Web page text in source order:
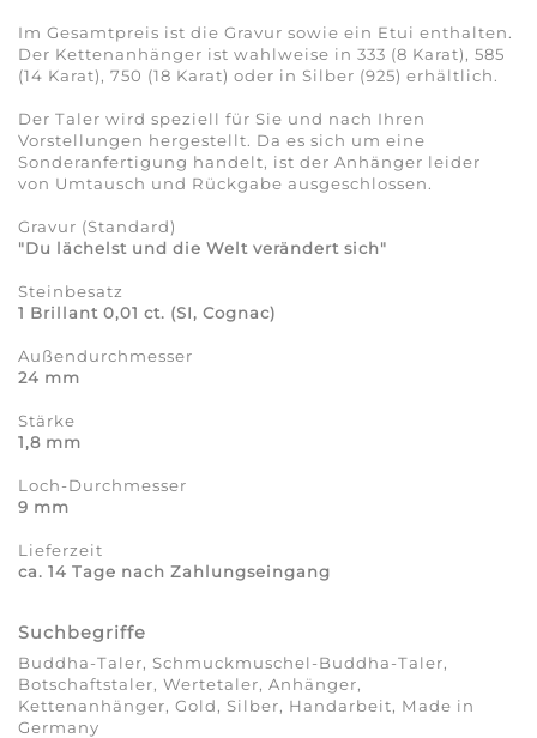
Im Gesamtpreis ist die Gravur sowie ein Etui enthalten.
Der Kettenanhänger ist wahlweise in 333 (8 Karat), 585
(14 Karat), 750 (18 Karat) oder in Silber (925) erhältlich.
Der Taler wird speziell für Sie und nach Ihren
Vorstellungen hergestellt. Da es sich um eine
Sonderanfertigung handelt, ist der Anhänger leider
von Umtausch und Rückgabe ausgeschlossen.
Gravur (Standard)
"Du lächelst und die Welt verändert sich"
Steinbesatz
1 Brillant 0,01 ct. (SI, Cognac)
Außendurchmesser
24 mm
Stärke
1,8 mm
Loch-Durchmesser
9 mm
Lieferzeit
ca. 14 Tage nach Zahlungseingang
Suchbegriffe
Buddha-Taler, Schmuckmuschel-Buddha-Taler,
Botschaftstaler, Wertetaler, Anhänger,
Kettenanhänger, Gold, Silber, Handarbeit, Made in
Germany